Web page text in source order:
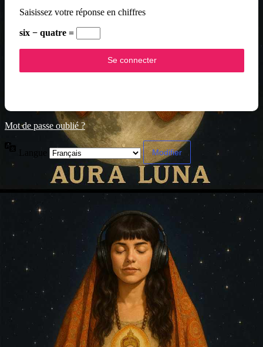
Saisissez votre réponse en chiffres
six − quatre =
Mot de passe oublié ?
Langue